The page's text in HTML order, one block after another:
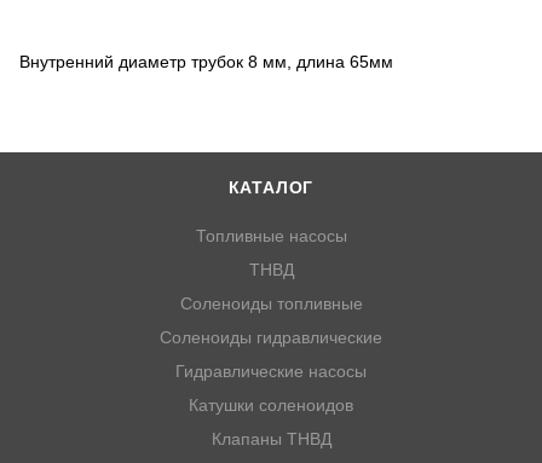
Внутренний диаметр трубок 8 мм, длина 65мм
КАТАЛОГ
Топливные насосы
ТНВД
Соленоиды топливные
Соленоиды гидравлические
Гидравлические насосы
Катушки соленоидов
Клапаны ТНВД